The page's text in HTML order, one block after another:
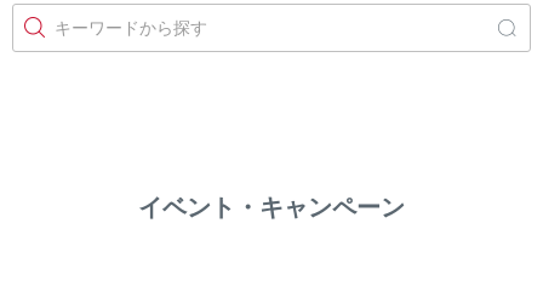
キーワードから探す
イベント・キャンペーン